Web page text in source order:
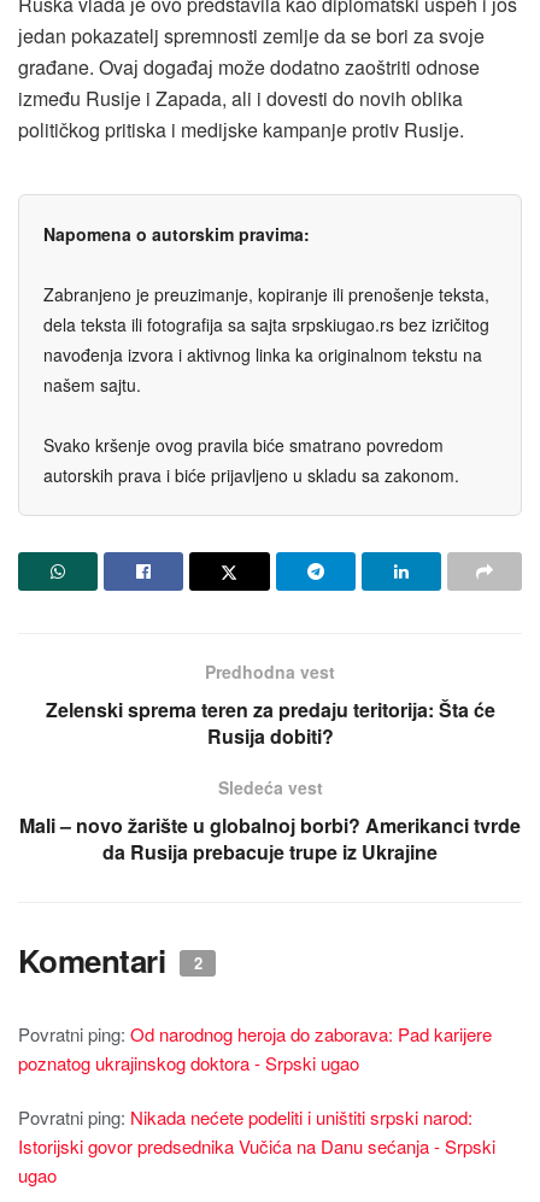
јedan pokazatelj spremnosti zemlje da se bori za svoјe
građane. Ovaј događaј može dodatno zaoštriti odnose
između Rusiјe i Zapada, ali i dovesti do novih oblika
političkog pritiska i mediјske kampanje protiv Rusiјe.
Napomena o autorskim pravima:
Zabranjeno je preuzimanje, kopiranje ili prenošenje teksta,
dela teksta ili fotografija sa sajta srpskiugao.rs bez izričitog
navođenja izvora i aktivnog linka ka originalnom tekstu na
našem sajtu.
Svako kršenje ovog pravila biće smatrano povredom
autorskih prava i biće prijavljeno u skladu sa zakonom.
Predhodna vest
Zelenski sprema teren za predaјu teritoriјa: Šta će
Rusiјa dobiti?
Sledeća vest
Mali – novo žarište u globalnoј borbi? Amerikanci tvrde
da Rusiјa prebacuјe trupe iz Ukraјine
Komentari 2
Povratni ping: Od narodnog heroјa do zaborava: Pad kariјere
poznatog ukraјinskog doktora - Srpski ugao
Povratni ping: Nikada nećete podeliti i uništiti srpski narod:
Istoriјski govor predsednika Vučića na Danu sećanja - Srpski
ugao